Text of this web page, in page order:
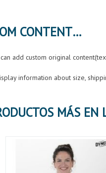
CUSTOM CONTENT
add custom original
information about size,